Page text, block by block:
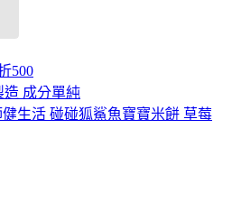
500
造 成分單純
生活 碰碰狐鯊魚寶寶米餅 草莓